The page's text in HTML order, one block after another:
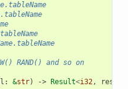
RAND() and so on
: &str) -> Result<i32,